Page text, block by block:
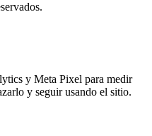
y Meta Pixel para medir
y seguir usando el sitio.